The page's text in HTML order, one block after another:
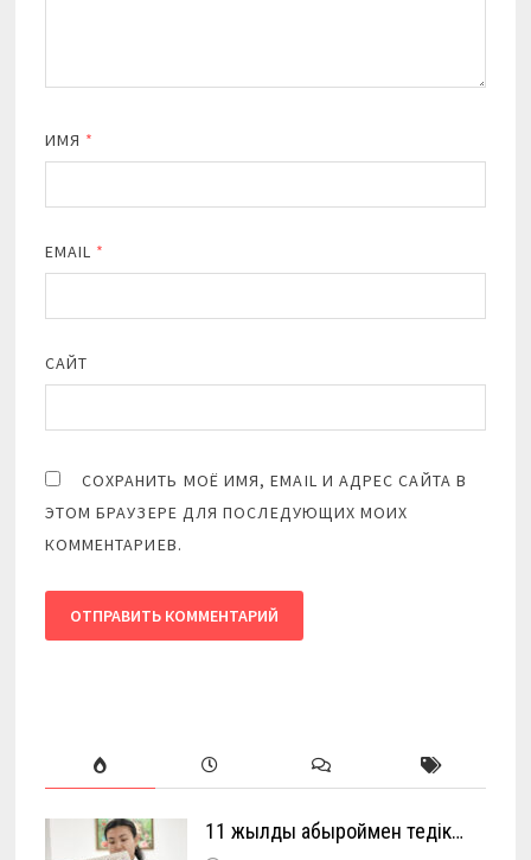
ИМЯ *
EMAIL *
САЙТ
СОХРАНИТЬ МОЁ ИМЯ, EMAIL И АДРЕС САЙТА В
ЭТОМ БРАУЗЕРЕ ДЛЯ ПОСЛЕДУЮЩИХ МОИХ
КОММЕНТАРИЕВ.
11 жылды абыроймен өтедік…